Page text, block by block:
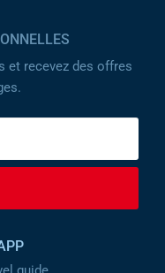
et recevez des offres